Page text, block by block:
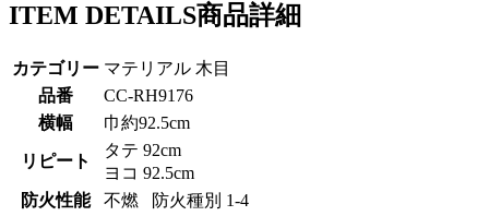
ITEM DETAILS商品詳細
カテゴリー マテリアル 木目
品番
CC-RH9176
横幅
巾約92.5cm
リピート
タテ 92cm
ヨコ 92.5cm
防火性能
不燃 防火種別 1-4